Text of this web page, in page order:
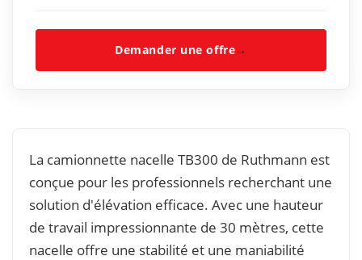
Demander une offre→
La camionnette nacelle TB300 de Ruthmann est
conçue pour les professionnels recherchant une
solution d'élévation efficace. Avec une hauteur
de travail impressionnante de 30 mètres, cette
nacelle offre une stabilité et une maniabilité